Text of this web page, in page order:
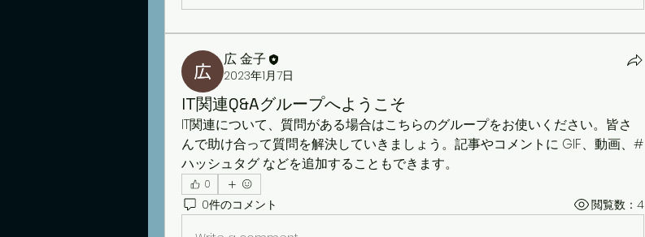
広 金子
2023年1月7日
IT関連Q&Aグループへようこそ
IT関連について、質問がある場合はこちらのグループをお使いください。皆さ
んで助け合って質問を解決していきましょう。記事やコメントに GIF、動画、#
ハッシュタグ などを追加することもできます。
0
0件のコメント 閲覧数：4